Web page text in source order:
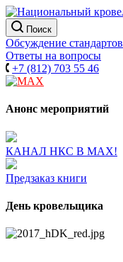
Поиск
Обсуждение стандартов
Ответы на вопросы
+7 (812) 703 55 46
Анонс мероприятий
КАНАЛ НКС В МАХ!
Предзаказ книги
День кровельщика